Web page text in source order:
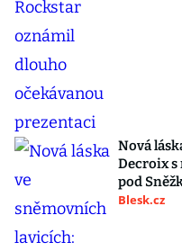
Nová
Decroix s
pod
Blesk.cz